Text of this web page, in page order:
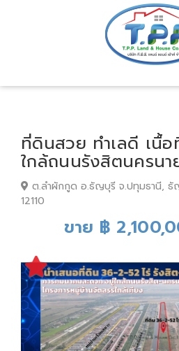
ที่ดินสวย ทำเลดี เนื้
ใกล้ถนนรังสิตนครนา
ต.ลำผักกูด อ.ธัญบุรี จ.ปทุมธานี, ธั
12110
ขาย ฿